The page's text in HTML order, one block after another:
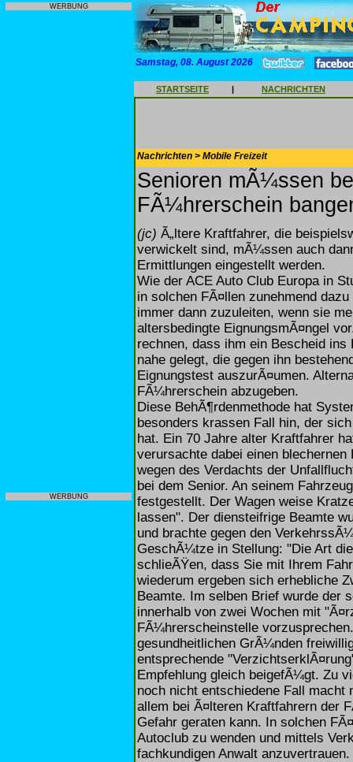
WERBUNG
WERBUNG
Samstag, 08. August 2026
STARTSEITE | NACHRICHTEN
Nachrichten > Mobile Freizeit
Senioren mÃ¼ssen
FÃ¼hrerschein
(jc) Ã„ltere Kraftfahrer, die
verwickelt sind, mÃ¼ssen auch
Ermittlungen eingestellt werden.
Wie der ACE Auto Club Europa in
in solchen FÃ¤llen zunehmend
immer dann zuzuleiten, wenn sie
altersbedingte EignungsmÃ¤ngel
rechnen, dass ihm ein Bescheid
nahe gelegt, die gegen ihn
Eignungstest auszurÃ¤umen.
FÃ¼hrerschein abzugeben.
Diese BehÃ¶rdenmethode hat
besonders krassen Fall hin, der
hat. Ein 70 Jahre alter Kraftfahrer
verursachte dabei einen
wegen des Verdachts der
bei dem Senior. An seinem
festgestellt. Der Wagen weise
lassen". Der diensteifrige Beamte
und brachte gegen den
GeschÃ¼tze in Stellung: "Die Art
schlieÃŸen, dass Sie mit Ihrem
wiederum ergeben sich erhebliche
Beamte. Im selben Brief wurde der
innerhalb von zwei Wochen mit
FÃ¼hrerscheinstelle
gesundheitlichen GrÃ¼nden
entsprechende
Empfehlung gleich beigefÃ¼gt. Zu
noch nicht entschiedene Fall
allem bei Ã¤lteren Kraftfahrern der
Gefahr geraten kann. In solchen
Autoclub zu wenden und mittels
fachkundigen Anwalt anzuvertrauen.